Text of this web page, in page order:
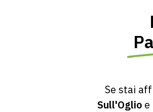
Se stai
Sull'Oglio